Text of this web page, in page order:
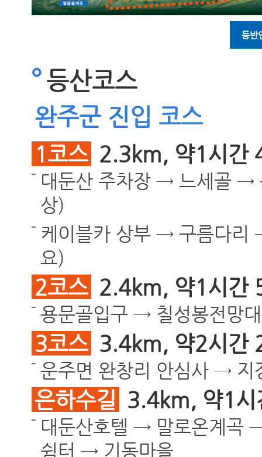
등반
등산코스
완주군 진입 코스
1코스 2.3km, 약1시간
대둔산 주차장 → 느세골
상)
케이블카 상부 → 구름다
요)
2코스 2.4km, 약1시간
용문골입구 → 칠성봉전망
3코스 3.4km, 약2시간
운주면 완창리 안심사 →
은하수길 3.4km, 약1시
대둔산호텔 → 말로온계곡
쉼터 → 기동마을